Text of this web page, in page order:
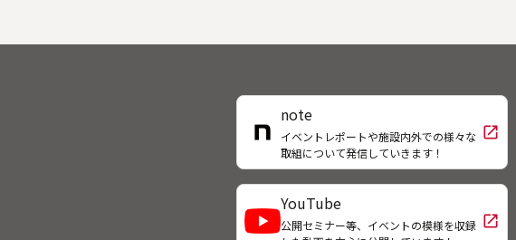
note
イベントレポートや施設内外での様々な
取組について発信していきます！
open_in_new
YouTube
公開セミナー等、イベントの模様を収録 open_in_new